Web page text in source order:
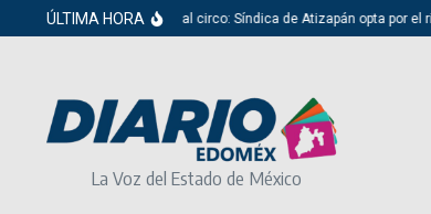
Saltar al contenido
ÚLTIMA HORA
Del cabildo al circo: Síndica de Atizapán opta por el
La Voz del Estado de México